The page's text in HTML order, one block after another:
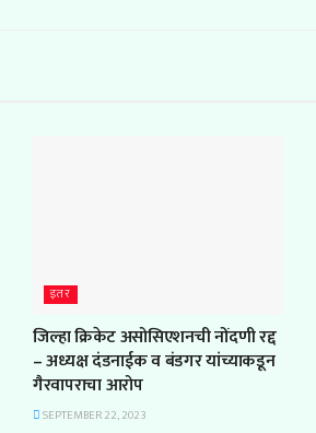
इतर
जिल्हा क्रिकेट असोसिएशनची नोंदणी रद्द
– अध्यक्ष दंडनाईक व बंडगर यांच्याकडून
गैरवापराचा आरोप
SEPTEMBER 22, 2023